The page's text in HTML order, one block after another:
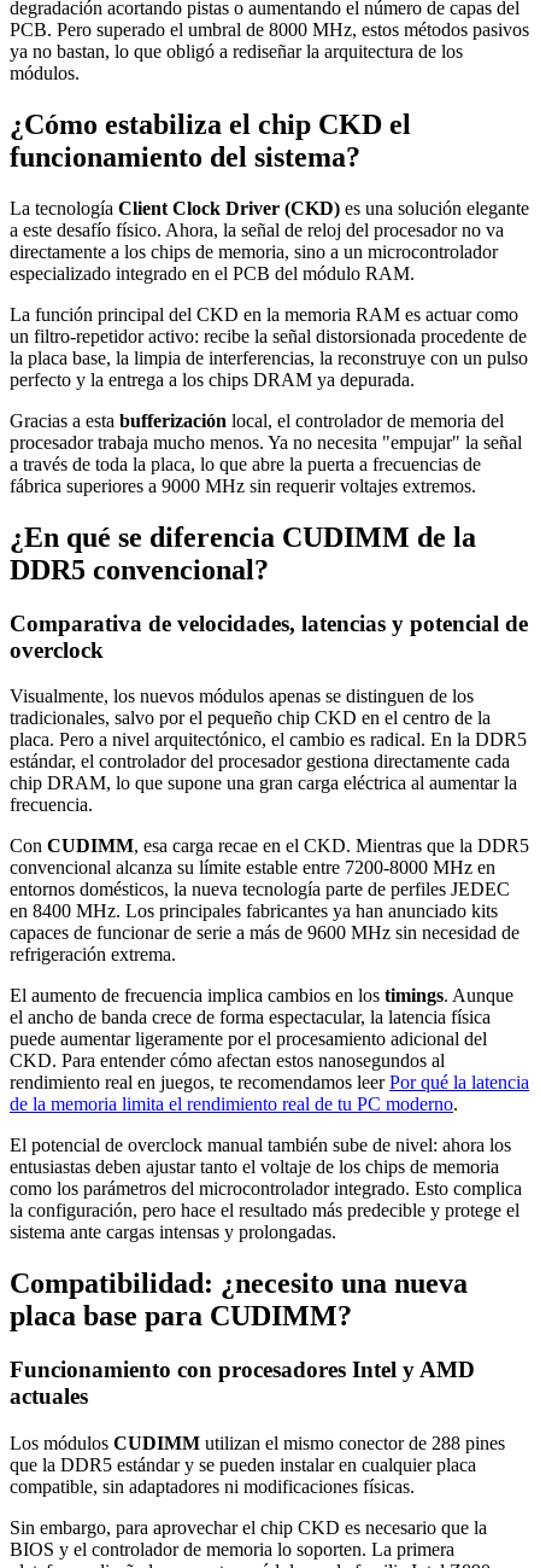
degradación acortando pistas o aumentando el número de capas del
PCB. Pero superado el umbral de 8000 MHz, estos métodos pasivos
ya no bastan, lo que obligó a rediseñar la arquitectura de los
módulos.
¿Cómo estabiliza el chip CKD el
funcionamiento del sistema?
La tecnología Client Clock Driver (CKD) es una solución elegante
a este desafío físico. Ahora, la señal de reloj del procesador no va
directamente a los chips de memoria, sino a un microcontrolador
especializado integrado en el PCB del módulo RAM.
La función principal del CKD en la memoria RAM es actuar como
un filtro-repetidor activo: recibe la señal distorsionada procedente de
la placa base, la limpia de interferencias, la reconstruye con un pulso
perfecto y la entrega a los chips DRAM ya depurada.
Gracias a esta bufferización local, el controlador de memoria del
procesador trabaja mucho menos. Ya no necesita "empujar" la señal
a través de toda la placa, lo que abre la puerta a frecuencias de
fábrica superiores a 9000 MHz sin requerir voltajes extremos.
¿En qué se diferencia CUDIMM de la
DDR5 convencional?
Comparativa de velocidades, latencias y potencial de
overclock
Visualmente, los nuevos módulos apenas se distinguen de los
tradicionales, salvo por el pequeño chip CKD en el centro de la
placa. Pero a nivel arquitectónico, el cambio es radical. En la DDR5
estándar, el controlador del procesador gestiona directamente cada
chip DRAM, lo que supone una gran carga eléctrica al aumentar la
frecuencia.
Con CUDIMM, esa carga recae en el CKD. Mientras que la DDR5
convencional alcanza su límite estable entre 7200-8000 MHz en
entornos domésticos, la nueva tecnología parte de perfiles JEDEC
en 8400 MHz. Los principales fabricantes ya han anunciado kits
capaces de funcionar de serie a más de 9600 MHz sin necesidad de
refrigeración extrema.
El aumento de frecuencia implica cambios en los timings. Aunque
el ancho de banda crece de forma espectacular, la latencia física
puede aumentar ligeramente por el procesamiento adicional del
CKD. Para entender cómo afectan estos nanosegundos al
rendimiento real en juegos, te recomendamos leerPor qué la latencia
de la memoria limita el rendimiento real de tu PC moderno.
El potencial de overclock manual también sube de nivel: ahora los
entusiastas deben ajustar tanto el voltaje de los chips de memoria
como los parámetros del microcontrolador integrado. Esto complica
la configuración, pero hace el resultado más predecible y protege el
sistema ante cargas intensas y prolongadas.
Compatibilidad: ¿necesito una nueva
placa base para CUDIMM?
Funcionamiento con procesadores Intel y AMD
actuales
Los módulos CUDIMM utilizan el mismo conector de 288 pines
que la DDR5 estándar y se pueden instalar en cualquier placa
compatible, sin adaptadores ni modificaciones físicas.
Sin embargo, para aprovechar el chip CKD es necesario que la
BIOS y el controlador de memoria lo soporten. La primera